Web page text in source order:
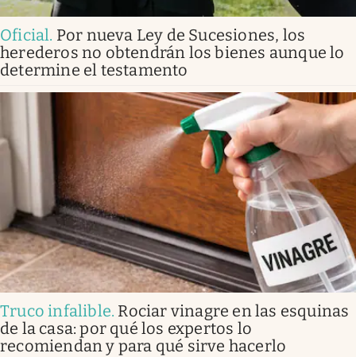
Oficial. Por nueva Ley de Sucesiones, los
herederos no obtendrán los bienes aunque lo
determine el testamento
Truco infalible. Rociar vinagre en las esquinas
de la casa: por qué los expertos lo
recomiendan y para qué sirve hacerlo